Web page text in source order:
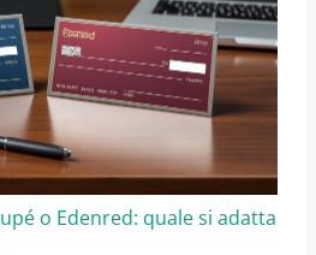
o Edenred: quale si adatta